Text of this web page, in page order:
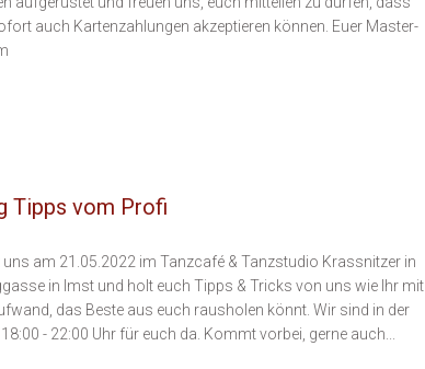
auch Kartenzahlungen akzeptieren können. Euer Master-
Tipps vom Profi
uns am 21.05.2022 im Tanzcafé & Tanzstudio Krassnitzer in
in Imst und holt euch Tipps & Tricks von uns wie Ihr mit
das Beste aus euch rausholen könnt. Wir sind in der
- 22:00 Uhr für euch da. Kommt vorbei, gerne auch...